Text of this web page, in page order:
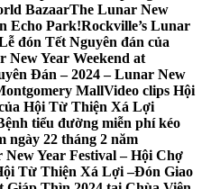
BazaarThe Lunar New
Echo Park!Rockville’s Lunar
đón Tết Nguyên đán của
New Year Weekend at
Đán – 2024 – Lunar New
MallVideo clips Hội
Hội Từ Thiện Xá Lợi
tiểu đường miễn phí kéo
ngày 22 tháng 2 năm
Year Festival – Hội Chợ
Từ Thiện Xá Lợi –Đón Giao